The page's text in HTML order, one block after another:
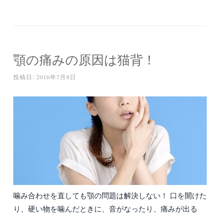
顎の痛みの原因は猫背！
投稿日: 2016年7月8日
噛み合わせを直しても顎の問題は解決しない！ 口を開けた
り、硬い物を噛んだときに、音がなったり、痛みが出る